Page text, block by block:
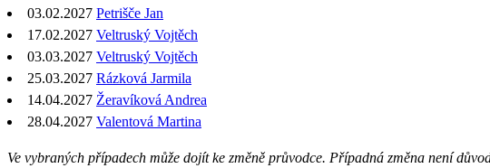
03.02.2027 Petrišče Jan
17.02.2027 Veltruský Vojtěch
03.03.2027 Veltruský Vojtěch
25.03.2027 Rázková Jarmila
14.04.2027 Žeravíková Andrea
28.04.2027 Valentová Martina
Ve vybraných případech může dojít ke změně průvodce. Případná změna není